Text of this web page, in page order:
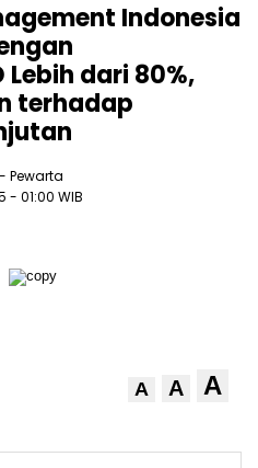
Indonesia
Lebih dari 80%,
terhadap
- Pewarta
- 01:00 WIB
A A A